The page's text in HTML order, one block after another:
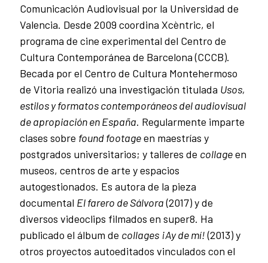
Comunicación Audiovisual por la Universidad de
Valencia. Desde 2009 coordina Xcèntric, el
programa de cine experimental del Centro de
Cultura Contemporánea de Barcelona (CCCB).
Becada por el Centro de Cultura Montehermoso
de Vitoria realizó una investigación titulada Usos,
estilos y formatos contemporáneos del audiovisual
de apropiación en España. Regularmente imparte
clases sobre found footageen maestrías y
postgrados universitarios; y talleres de collageen
museos, centros de arte y espacios
autogestionados. Es autora de la pieza
documental El farero de Sálvora(2017) y de
diversos videoclips filmados en super8. Ha
publicado el álbum de collages ¡Ay de mí!(2013) y
otros proyectos autoeditados vinculados con el